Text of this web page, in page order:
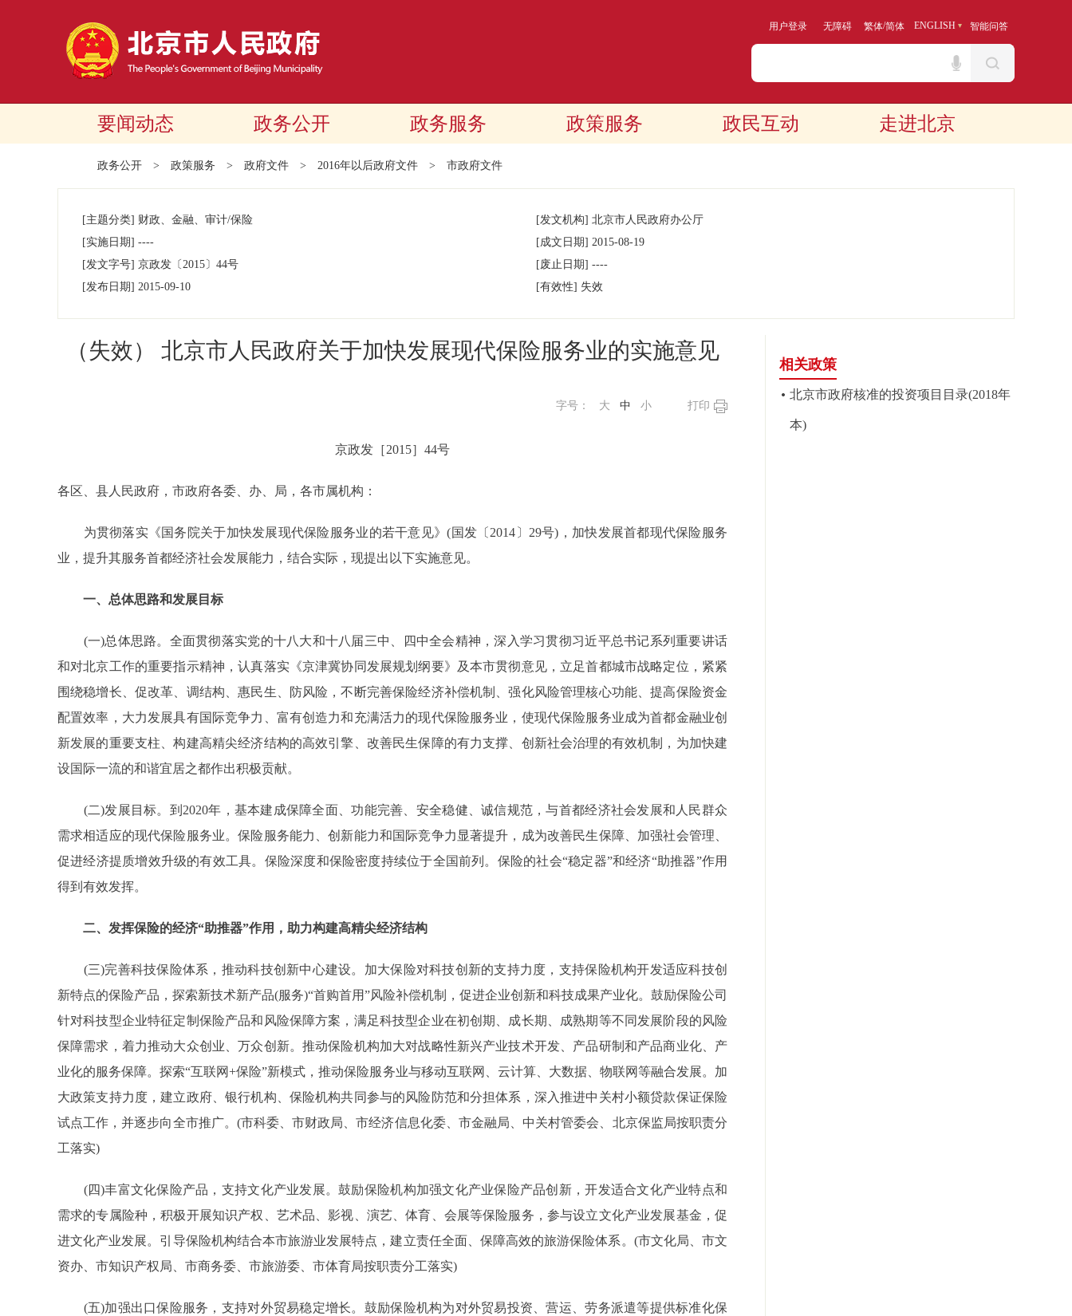
用户登录 无障碍 繁体/简体 ENGLISH 智能问答
要闻动态 政务公开 政务服务 政策服务 政民互动 走进北京
政务公开 > 政策服务 > 政府文件 > 2016年以后政府文件 > 市政府文件
[主题分类] 财政、金融、审计/保险 [发文机构] 北京市人民政府办公厅
[实施日期] ---- [成文日期] 2015-08-19
[发文字号] 京政发 〔2015〕 44号 [废止日期] ----
[发布日期] 2015-09-10 [有效性] 失效
（失效） 北京市人民政府关于加快发展现代保险服务业的实施意见
打印
字号： 大 中 小
京政发［2015］44号
各区、县人民政府，市政府各委、办、局，各市属机构：
为贯彻落实《国务院关于加快发展现代保险服务业的若干意见》(国发〔2014〕29号)，加快发展首都现代保险服务
业，提升其服务首都经济社会发展能力，结合实际，现提出以下实施意见。
一、总体思路和发展目标
(一)总体思路。全面贯彻落实党的十八大和十八届三中、四中全会精神，深入学习贯彻习近平总书记系列重要讲话
和对北京工作的重要指示精神，认真落实《京津冀协同发展规划纲要》及本市贯彻意见，立足首都城市战略定位，紧紧
围绕稳增长、促改革、调结构、惠民生、防风险，不断完善保险经济补偿机制、强化风险管理核心功能、提高保险资金
配置效率，大力发展具有国际竞争力、富有创造力和充满活力的现代保险服务业，使现代保险服务业成为首都金融业创
新发展的重要支柱、构建高精尖经济结构的高效引擎、改善民生保障的有力支撑、创新社会治理的有效机制，为加快建
设国际一流的和谐宜居之都作出积极贡献。
(二)发展目标。到2020年，基本建成保障全面、功能完善、安全稳健、诚信规范，与首都经济社会发展和人民群众
需求相适应的现代保险服务业。保险服务能力、创新能力和国际竞争力显著提升，成为改善民生保障、加强社会管理、
促进经济提质增效升级的有效工具。保险深度和保险密度持续位于全国前列。保险的社会“稳定器”和经济“助推器”作用
得到有效发挥。
二、发挥保险的经济“助推器”作用，助力构建高精尖经济结构
(三)完善科技保险体系，推动科技创新中心建设。加大保险对科技创新的支持力度，支持保险机构开发适应科技创
新特点的保险产品，探索新技术新产品(服务)“首购首用”风险补偿机制，促进企业创新和科技成果产业化。鼓励保险公司
针对科技型企业特征定制保险产品和风险保障方案，满足科技型企业在初创期、成长期、成熟期等不同发展阶段的风险
保障需求，着力推动大众创业、万众创新。推动保险机构加大对战略性新兴产业技术开发、产品研制和产品商业化、产
业化的服务保障。探索“互联网+保险”新模式，推动保险服务业与移动互联网、云计算、大数据、物联网等融合发展。加
大政策支持力度，建立政府、银行机构、保险机构共同参与的风险防范和分担体系，深入推进中关村小额贷款保证保险
试点工作，并逐步向全市推广。(市科委、市财政局、市经济信息化委、市金融局、中关村管委会、北京保监局按职责分
工落实)
(四)丰富文化保险产品，支持文化产业发展。鼓励保险机构加强文化产业保险产品创新，开发适合文化产业特点和
需求的专属险种，积极开展知识产权、艺术品、影视、演艺、体育、会展等保险服务，参与设立文化产业发展基金，促
进文化产业发展。引导保险机构结合本市旅游业发展特点，建立责任全面、保障高效的旅游保险体系。(市文化局、市文
资办、市知识产权局、市商务委、市旅游委、市体育局按职责分工落实)
(五)加强出口保险服务，支持对外贸易稳定增长。鼓励保险机构为对外贸易投资、营运、劳务派遣等提供标准化保
相关政策
北京市政府核准的投资项目目录(2018年
本)